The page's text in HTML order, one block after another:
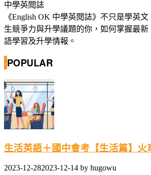
中學英閱誌
《English OK 中學英閱誌》不只是學英
生競爭力與升學議題的你，如何掌握最
語學習及升學情報。
POPULAR
生活英語＋國中會考【生活篇】火
2023-12-282023-12-14 by hugowu